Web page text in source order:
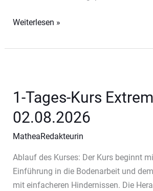
1-
Kurs
26.07.2026
Weiterlesen »
1-Tages-Kurs
02.08.2026
MatheaRedakteurin
Ablauf des Kurses: Der Kurs beginnt
Einführung in die Bodenarbeit und
mit einfacheren Hindernissen. Die